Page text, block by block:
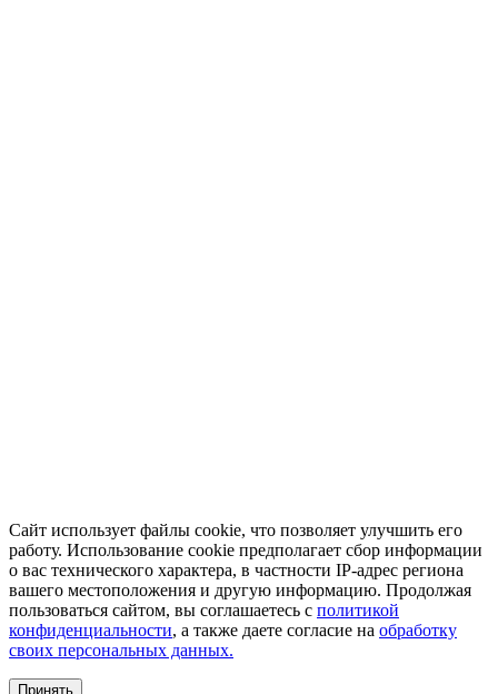
Сайт использует файлы cookie, что позволяет улучшить его
работу. Использование cookie предполагает сбор информации
о вас технического характера, в частности IP-адрес региона
вашего местоположения и другую информацию. Продолжая
пользоваться сайтом, вы соглашаетесь с политикой
конфиденциальности, а также даете согласие на обработку
своих персональных данных.
Принять